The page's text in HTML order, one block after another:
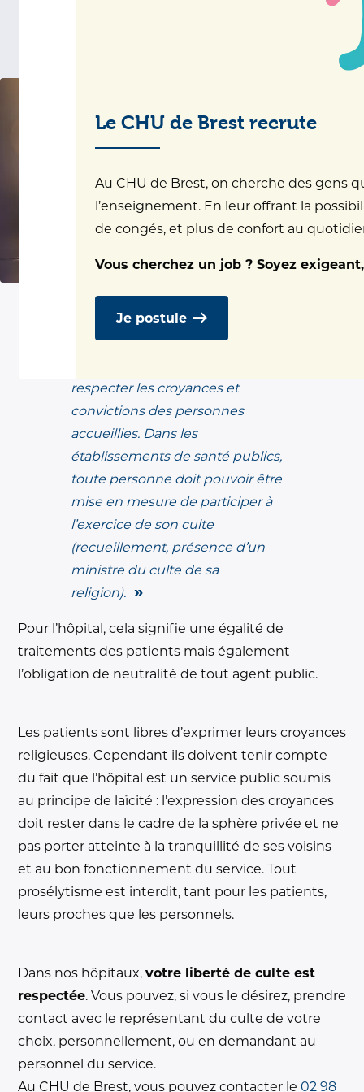
Le CHU de Brest recrute
Au CHU de Brest, on cherche des gens
l’enseignement. En leur offrant la
de congés, et plus de confort au
Vous cherchez un job ? Soyez
Je postule
hospitalisée.
respecter les croyances et
convictions des personnes
accueillies. Dans les
établissements de santé publics,
toute personne doit pouvoir être
mise en mesure de participer à
l’exercice de son culte
(recueillement, présence d’un
ministre du culte de sa
religion).
Pour l’hôpital, cela signifie une égalité de
traitements des patients mais également
l’obligation de neutralité de tout agent public.
Les patients sont libres d’exprimer leurs croyances
religieuses. Cependant ils doivent tenir compte
du fait que l’hôpital est un service public soumis
au principe de laïcité : l’expression des croyances
doit rester dans le cadre de la sphère privée et ne
pas porter atteinte à la tranquillité de ses voisins
et au bon fonctionnement du service. Tout
prosélytisme est interdit, tant pour les patients,
leurs proches que les personnels.
Dans nos hôpitaux, votre liberté de culte est
respectée. Vous pouvez, si vous le désirez, prendre
contact avec le représentant du culte de votre
choix, personnellement, ou en demandant au
personnel du service.
Au CHU de Brest, vous pouvez contacter le 02 98